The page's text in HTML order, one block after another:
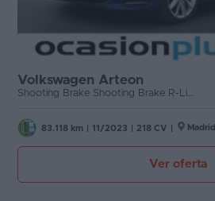
Volkswagen Arteon
Shooting Brake Shooting Brake R-Line 1.4 TSI eHybrid (218 CV) DSG
83.118 km 11/2023 218 CV Madrid
Ver oferta